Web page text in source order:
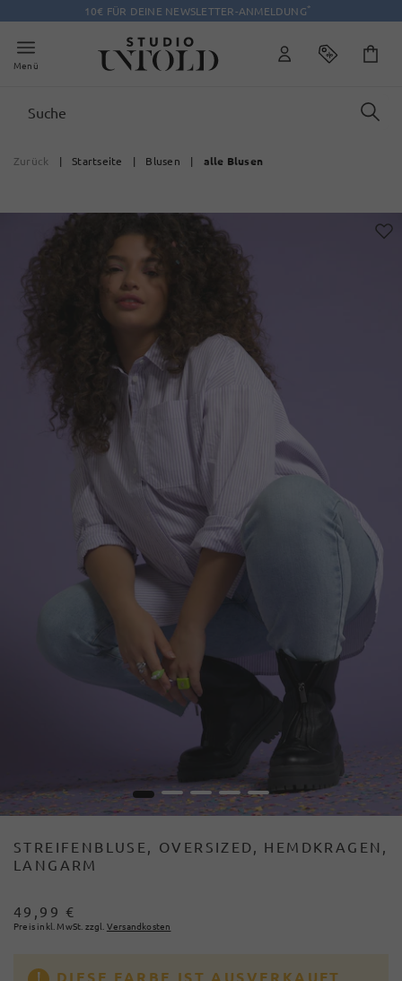
10€ FÜR DEINE NEWSLETTER-ANMELDUNG*
Menü
Zurück | Startseite | Blusen | alle Blusen
1 2 3 4 5
STREIFENBLUSE, OVERSIZED, HEMDKRAGEN,
LANGARM
49,99 €
Preis inkl. MwSt. zzgl. Versandkosten
DIESE FARBE IST AUSVERKAUFT